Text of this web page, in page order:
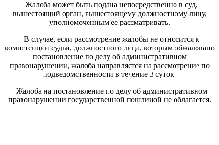
Жалоба может быть подана непосредственно в суд,
вышестоящий орган, вышестоящему должностному лицу,
уполномоченным ее рассматривать.
В случае, если рассмотрение жалобы не относится к
компетенции судьи, должностного лица, которым обжаловано
постановление по делу об административном
правонарушении, жалоба направляется на рассмотрение по
подведомственности в течение 3 суток.
Жалоба на постановление по делу об административном
правонарушении государственной пошлиной не облагается.